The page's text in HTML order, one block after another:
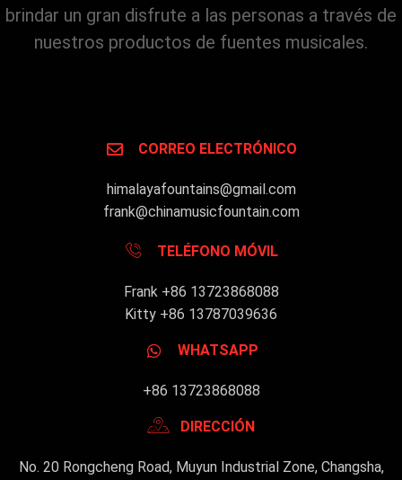
brindar un gran disfrute a las personas a través de
nuestros productos de fuentes musicales.
CORREO ELECTRÓNICO
himalayafountains@gmail.com
frank@chinamusicfountain.com
TELÉFONO MÓVIL
Frank +86 13723868088
Kitty +86 13787039636
WHATSAPP
+86 13723868088
DIRECCIÓN
No. 20 Rongcheng Road, Muyun Industrial Zone, Changsha,